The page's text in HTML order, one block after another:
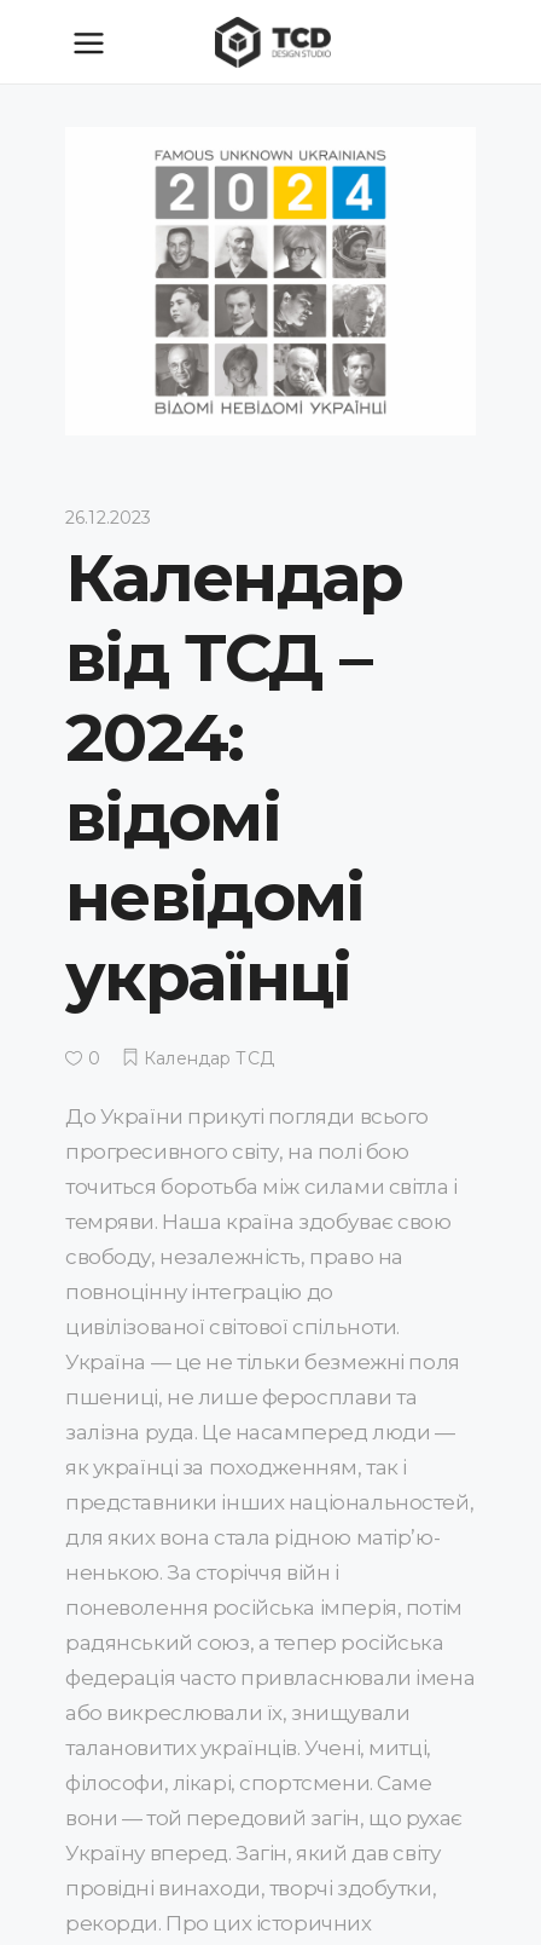
26.12.2023
Календар
від ТСД –
2024:
відомі
невідомі
українці
0 Календар ТСД
До України прикуті погляди всього
прогресивного світу, на полі бою
точиться боротьба між силами світла і
темряви. Наша країна здобуває свою
свободу, незалежність, право на
повноцінну інтеграцію до
цивілізованої світової спільноти.
Україна — це не тільки безмежні поля
пшениці, не лише феросплави та
залізна руда. Це насамперед люди —
як українці за походженням, так і
представники інших національностей,
для яких вона стала рідною матір’ю-
ненькою. За сторіччя війн і
поневолення російська імперія, потім
радянський союз, а тепер російська
федерація часто привласнювали імена
або викреслювали їх, знищували
талановитих українців. Учені, митці,
філософи, лікарі, спортсмени. Саме
вони — той передовий загін, що рухає
Україну вперед. Загін, який дав світу
провідні винаходи, творчі здобутки,
рекорди. Про цих історичних